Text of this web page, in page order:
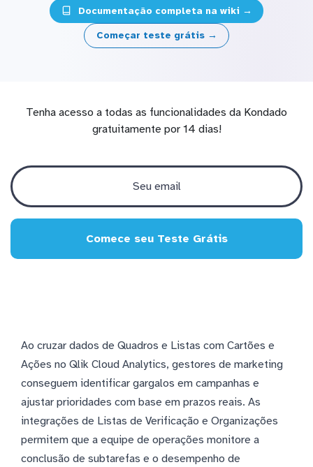
Documentação completa na wiki →
Começar teste grátis →
Tenha acesso a todas as funcionalidades da Kondado
gratuitamente por 14 dias!
Comece seu Teste Grátis
Ao cruzar dados de Quadros e Listas com Cartões e
Ações no Qlik Cloud Analytics, gestores de marketing
conseguem identificar gargalos em campanhas e
ajustar prioridades com base em prazos reais. As
integrações de Listas de Verificação e Organizações
permitem que a equipe de operações monitore a
conclusão de subtarefas e o desempenho de